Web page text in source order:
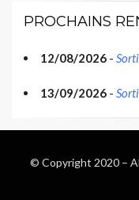
PROCHAINS
12/08/2026 -
13/09/2026 -
© Copyright 2020 –